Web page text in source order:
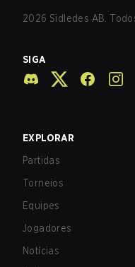
2026 Sidledes AB.
SIGA
EXPLORAR
Partidas
Torneios
Equipes
Jogadores
Notícias